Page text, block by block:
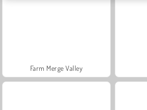
Farm Merge Valley